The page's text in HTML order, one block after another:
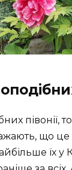
півонії,
що
їх у